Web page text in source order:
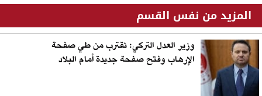
المزيد من نفس القسم
وزير العدل التركي: نقترب من طي صفحة
الإرهاب وفتح صفحة جديدة أمام البلاد